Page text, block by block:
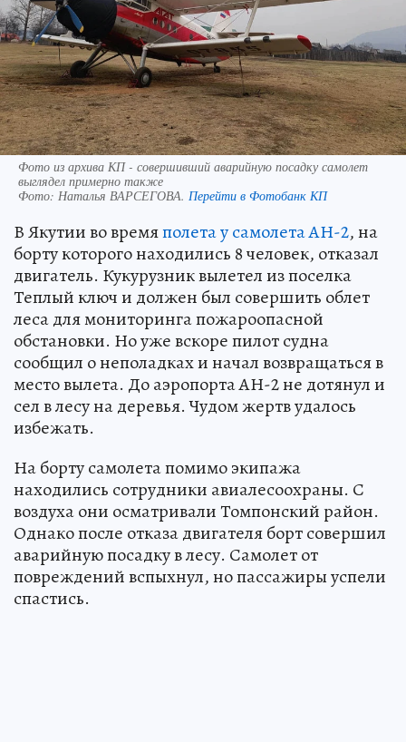
Фото из архива КП - совершивший аварийную посадку самолет
выглядел примерно также
Фото: Наталья ВАРСЕГОВА. Перейти в Фотобанк КП
В Якутии во времяполета у самолета АН-2, на
борту которого находились 8 человек, отказал
двигатель. Кукурузник вылетел из поселка
Теплый ключ и должен был совершить облет
леса для мониторинга пожароопасной
обстановки. Но уже вскоре пилот судна
сообщил о неполадках и начал возвращаться в
место вылета. До аэропорта АН-2 не дотянул и
сел в лесу на деревья. Чудом жертв удалось
избежать.
На борту самолета помимо экипажа
находились сотрудники авиалесоохраны. С
воздуха они осматривали Томпонский район.
Однако после отказа двигателя борт совершил
аварийную посадку в лесу. Самолет от
повреждений вспыхнул, но пассажиры успели
спастись.